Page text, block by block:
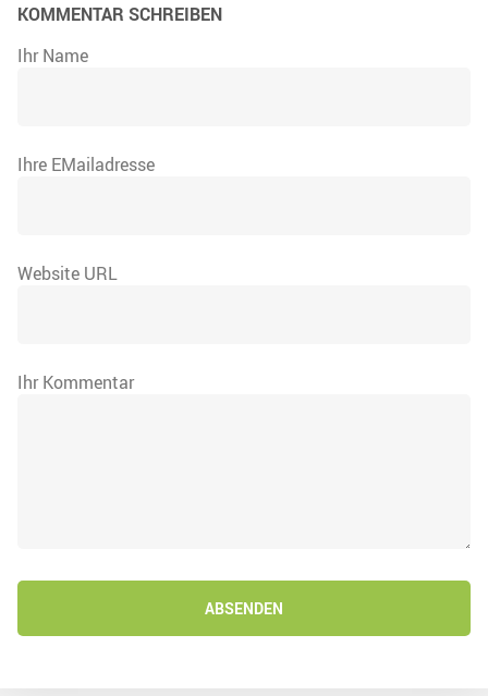
KOMMENTAR SCHREIBEN
Ihr Name
Ihre EMailadresse
Website URL
Ihr Kommentar
ABSENDEN